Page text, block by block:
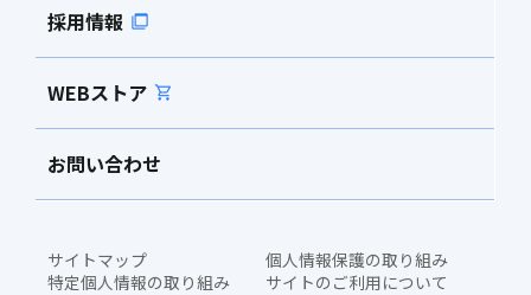
採用情報
WEBストア
お問い合わせ
サイトマップ
個人情報保護の取り組み
特定個人情報の取り組み
サイトのご利用について